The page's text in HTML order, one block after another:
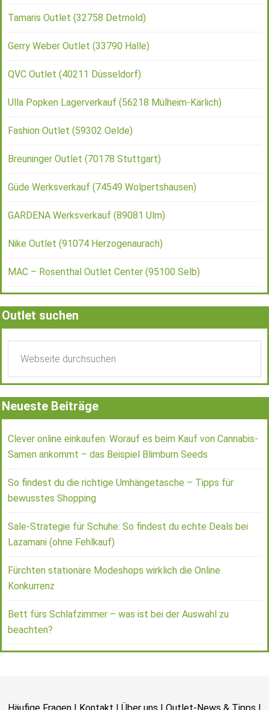
Tamaris Outlet (32758 Detmold)
Gerry Weber Outlet (33790 Halle)
QVC Outlet (40211 Düsseldorf)
Ulla Popken Lagerverkauf (56218 Mülheim-Kärlich)
Fashion Outlet (59302 Oelde)
Breuninger Outlet (70178 Stuttgart)
Güde Werksverkauf (74549 Wolpertshausen)
GARDENA Werksverkauf (89081 Ulm)
Nike Outlet (91074 Herzogenaurach)
MAC – Rosenthal Outlet Center (95100 Selb)
Outlet suchen
Neueste Beiträge
Clever online einkaufen: Worauf es beim Kauf von Cannabis-
Samen ankommt – das Beispiel Blimburn Seeds
So findest du die richtige Umhängetasche – Tipps für
bewusstes Shopping
Sale-Strategie für Schuhe: So findest du echte Deals bei
Lazamani (ohne Fehlkauf)
Fürchten stationäre Modeshops wirklich die Online
Konkurrenz
Bett fürs Schlafzimmer – was ist bei der Auswahl zu
beachten?